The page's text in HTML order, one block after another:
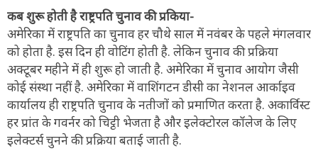
कब शुरू होती है राष्ट्रपति चुनाव की प्रकिया-
अमेरिका में राष्ट्रपति का चुनाव हर चौथे साल में नवंबर के पहले मंगलवार
को होता है. इस दिन ही वोटिंग होती है. लेकिन चुनाव की प्रक्रिया
अक्टूबर महीने में ही शुरू हो जाती है. अमेरिका में चुनाव आयोग जैसी
कोई संस्था नहीं है. अमेरिका में वाशिंगटन डीसी का नेशनल आर्काइव
कार्यालय ही राष्ट्रपति चुनाव के नतीजों को प्रमाणित करता है. अकार्विस्ट
हर प्रांत के गवर्नर को चिट्ठी भेजता है और इलेक्टोरल कॉलेज के लिए
इलेक्टर्स चुनने की प्रक्रिया बताई जाती है.